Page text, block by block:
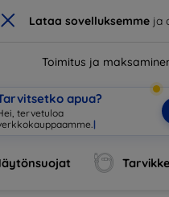
× Lataa sovelluksemmeja
Toimitus ja
apua?
tervetuloa
|